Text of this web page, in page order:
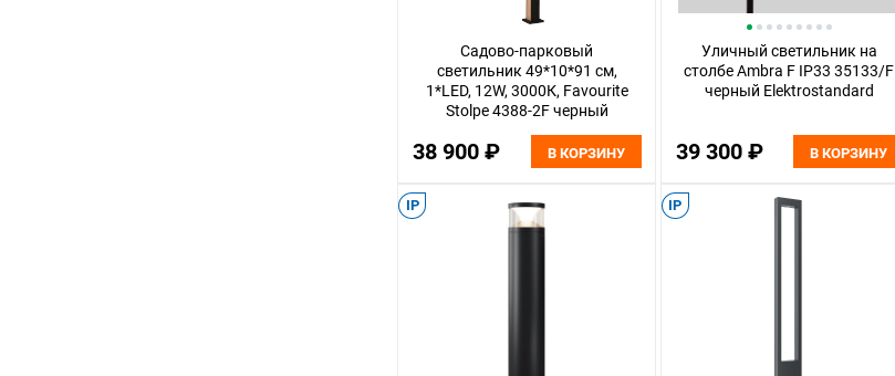
Садово-парковый
светильник 49*10*91 см,
1*LED, 12W, 3000К, Favourite
Stolpe 4388-2F черный
38 900 ₽ В КОРЗИНУ
Уличный светильник на
столбе Ambra F IP33 35133/F
черный Elektrostandard
39 300 ₽ В КОРЗИНУ
IP IP